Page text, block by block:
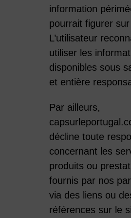
information
pourrait figurer
L’utilisateur
utiliser les
disponibles sous
et entière
Par ailleurs,
décline toute
concernant les
produits ou
fournis par nos
via des liens ou
références sur le